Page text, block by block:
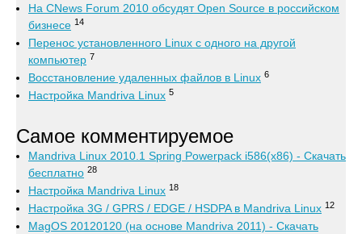
На CNews Forum 2010 обсудят Open Source в российском
бизнесе 14
Перенос установленного Linux с одного на другой
компьютер 7
Восстановление удаленных файлов в Linux 6
Настройка Mandriva Linux 5
Самое комментируемое
Mandriva Linux 2010.1 Spring Powerpack i586(x86) - Скачать
бесплатно 28
Настройка Mandriva Linux 18
Настройка 3G / GPRS / EDGE / HSDPA в Mandriva Linux 12
MagOS 20120120 (на основе Mandriva 2011) - Скачать